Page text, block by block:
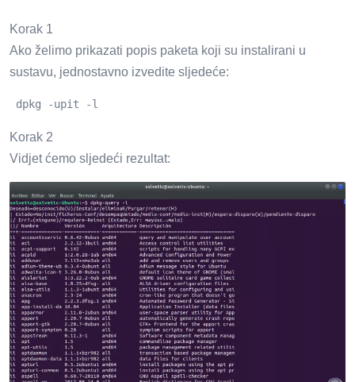
Korak 1
Ako želimo prikazati popis paketa koji su instalirani u
sustavu, jednostavno izvedite sljedeće:
dpkg -upit -l
Korak 2
Vidjet ćemo sljedeći rezultat: